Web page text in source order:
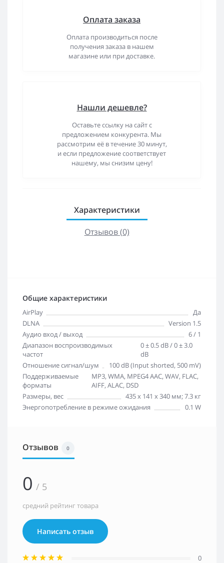
Оплата заказа
Оплата производиться после
получения заказа в нашем
магазине или при доставке.
Нашли дешевле?
Оставьте ссылку на сайт с
предложением конкурента. Мы
рассмотрим её в течение 30 минут,
и если предложение соответствует
нашему, мы снизим цену!
Характеристики
Отзывов (0)
Общие характеристики
AirPlay
Да
DLNA
Version 1.5
Аудио вход / выход
6 / 1
Диапазон воспроизводимых
частот
0 ± 0.5 dB / 0 ± 3.0
dB
Отношение сигнал/шум
100 dB (Input shorted, 500 mV)
Поддерживаемые
форматы
MP3, WMA, MPEG4 AAC, WAV, FLAC,
AIFF, ALAC, DSD
Размеры, вес
435 x 141 x 340 мм; 7.3 кг
Энергопотребление в режиме ожидания
0.1 W
Отзывов 0
0 / 5
средний рейтинг товара
Написать отзыв
0